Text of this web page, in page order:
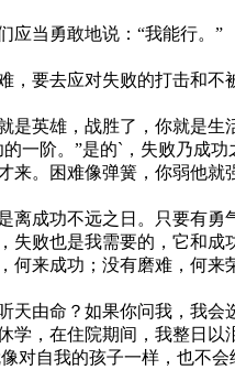
应当勇敢地说：“我能行。”
要去应对失败的打击和
英雄，战胜了，你就是生
阶。”是的`，失败乃成功
。困难像弹簧，你弱他
成功不远之日。只要有勇
败也是我需要的，它和
来成功；没有磨难，何来
由命？如果你问我，我会
在住院期间，我整日以
自我的孩子一样，也不